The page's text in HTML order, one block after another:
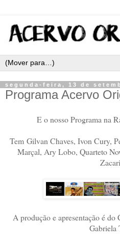
segunda-feira, 13 de
Programa Acervo
E o nosso Programa na
Tem Gilvan Chaves, Ivon Cury,
Marçal, Ary Lobo, Quarteto
A produção e apresentação é do
Gabriela